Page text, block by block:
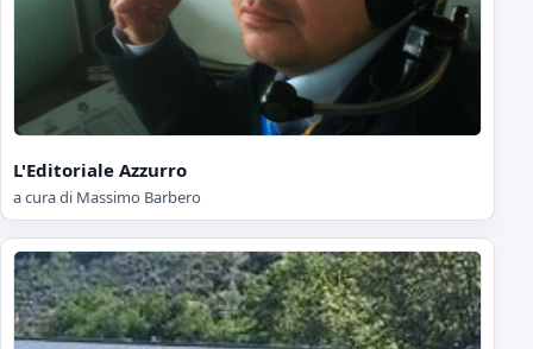
L'Editoriale Azzurro
a cura di Massimo Barbero